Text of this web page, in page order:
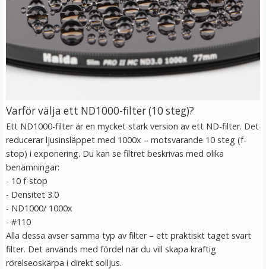
Step Up Ring 49-55mm - Gör filtergängan större
LÄGG I VARUKORG
Varför välja ett ND1000-filter (10 steg)?
Ett ND1000-filter är en mycket stark version av ett ND-filter. Det
reducerar ljusinsläppet med 1000x – motsvarande 10 steg (f-
stop) i exponering. Du kan se filtret beskrivas med olika
benämningar:
- 10 f-stop
- Densitet 3.0
- ND1000/ 1000x
- #110
Alla dessa avser samma typ av filter – ett praktiskt taget svart
filter. Det används med fördel när du vill skapa kraftig
rörelseoskärpa i direkt solljus.